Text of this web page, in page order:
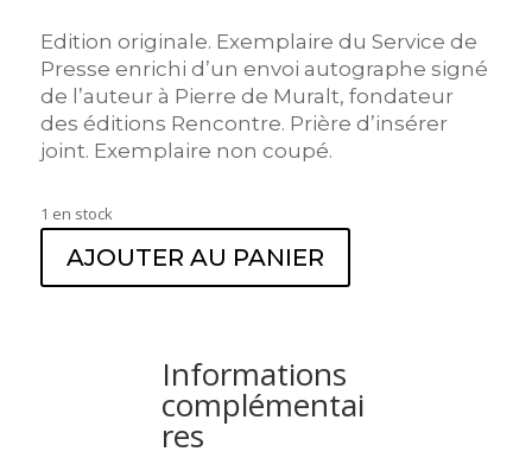
Edition originale. Exemplaire du Service de
Presse enrichi d’un envoi autographe signé
de l’auteur à Pierre de Muralt, fondateur
des éditions Rencontre. Prière d’insérer
joint. Exemplaire non coupé.
1 en stock
AJOUTER AU PANIER
Informations
complémentai
res